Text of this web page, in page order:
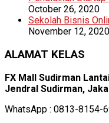
October 26, 2020
Sekolah Bisnis
November 12, 2020
ALAMAT KELAS
FX Mall Sudirman
Jendral Sudirman,
WhatsApp : 0813-8154-